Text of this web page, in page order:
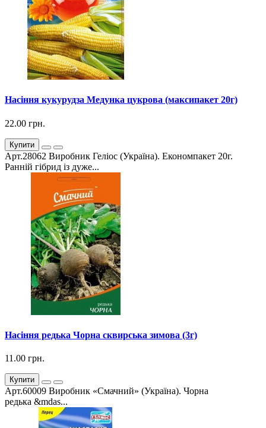
Насіння кукурудза Медунка цукрова (максипакет 20г)
22.00 грн.
Купити
Арт.28062 Виробник Геліос (Україна). Економпакет 20г.
Ранній гібрид із дуже...
Насіння редька Чорна сквирська зимова (3г)
11.00 грн.
Купити
Арт.60009 Виробник «Смачний» (Україна). Чорна
редька &mdas...